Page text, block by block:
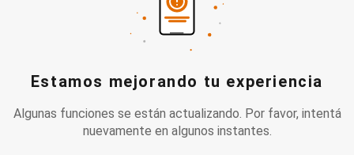
Estamos mejorando tu experiencia
Algunas funciones se están actualizando. Por favor, intentá
nuevamente en algunos instantes.